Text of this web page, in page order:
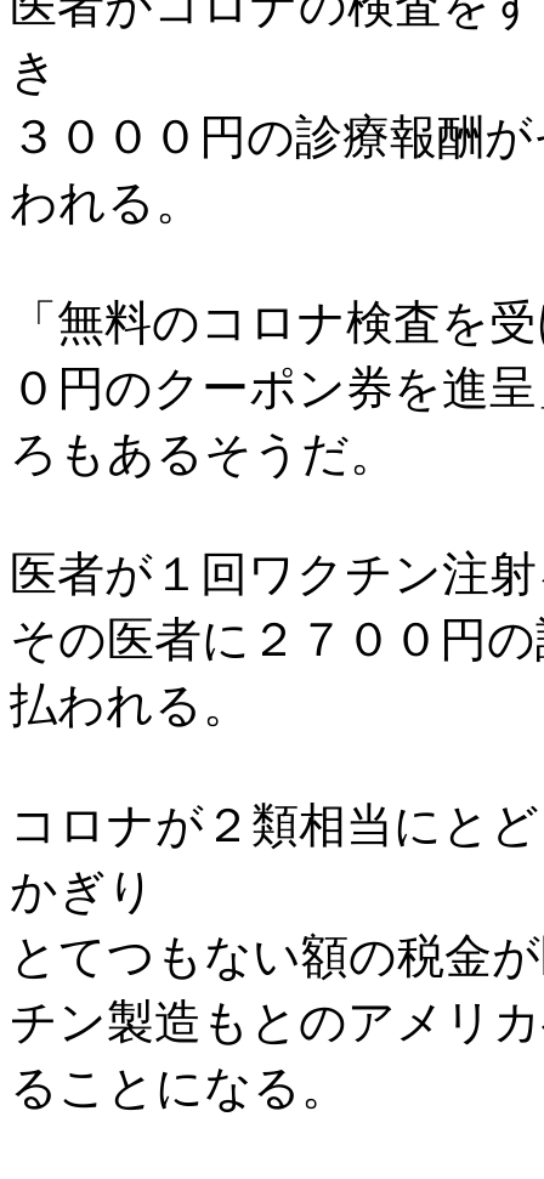
き
３０００円の診療報酬
われる。
「無料のコロナ検査を
０円のクーポン券を進
ろもあるそうだ。
医者が１回ワクチン注
その医者に２７００円
払われる。
コロナが２類相当にと
かぎり
とてつもない額の税金
チン製造もとのアメリ
ることになる。